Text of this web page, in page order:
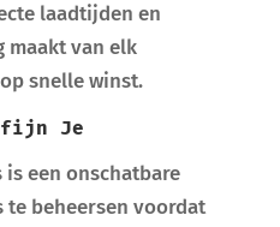
laadtijden en
maakt van elk
snelle winst.
Je
is een onschatbare
te beheersen voordat